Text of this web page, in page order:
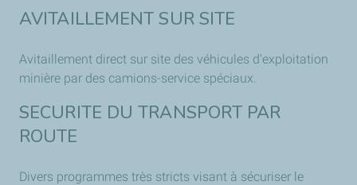
AVITAILLEMENT SUR SITE
Avitaillement direct sur site des véhicules d'exploitation
minière par des camions-service spéciaux.
SECURITE DU TRANSPORT PAR
ROUTE
Divers programmes très stricts visant à sécuriser le